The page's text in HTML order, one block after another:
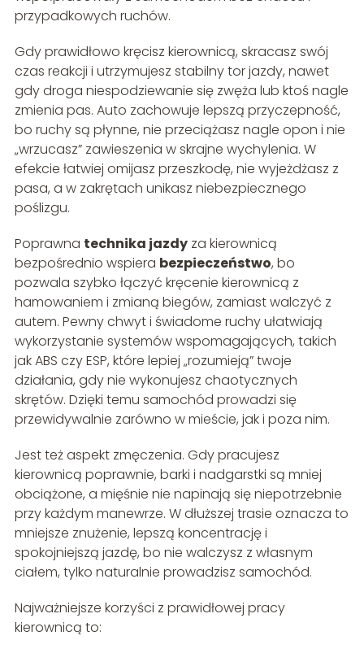
przypadkowych ruchów.
Gdy prawidłowo kręcisz kierownicą, skracasz swój
czas reakcji i utrzymujesz stabilny tor jazdy, nawet
gdy droga niespodziewanie się zwęża lub ktoś nagle
zmienia pas. Auto zachowuje lepszą przyczepność,
bo ruchy są płynne, nie przeciążasz nagle opon i nie
„wrzucasz” zawieszenia w skrajne wychylenia. W
efekcie łatwiej omijasz przeszkodę, nie wyjeżdżasz z
pasa, a w zakrętach unikasz niebezpiecznego
poślizgu.
Poprawna technika jazdyza kierownicą
bezpośrednio wspiera bezpieczeństwo, bo
pozwala szybko łączyć kręcenie kierownicą z
hamowaniem i zmianą biegów, zamiast walczyć z
autem. Pewny chwyt i świadome ruchy ułatwiają
wykorzystanie systemów wspomagających, takich
jak ABS czy ESP, które lepiej „rozumieją” twoje
działania, gdy nie wykonujesz chaotycznych
skrętów. Dzięki temu samochód prowadzi się
przewidywalnie zarówno w mieście, jak i poza nim.
Jest też aspekt zmęczenia. Gdy pracujesz
kierownicą poprawnie, barki i nadgarstki są mniej
obciążone, a mięśnie nie napinają się niepotrzebnie
przy każdym manewrze. W dłuższej trasie oznacza to
mniejsze znużenie, lepszą koncentrację i
spokojniejszą jazdę, bo nie walczysz z własnym
ciałem, tylko naturalnie prowadzisz samochód.
Najważniejsze korzyści z prawidłowej pracy
kierownicą to: